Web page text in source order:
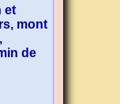
et
mont
de